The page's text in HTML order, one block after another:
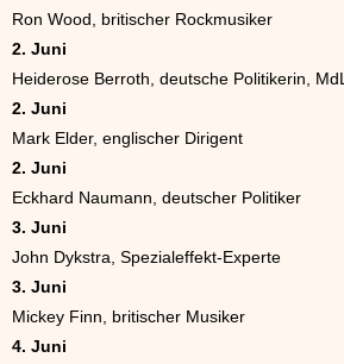
Ron Wood, britischer Rockmusiker
2. Juni
Heiderose Berroth, deutsche Politikerin, MdL
2. Juni
Mark Elder, englischer Dirigent
2. Juni
Eckhard Naumann, deutscher Politiker
3. Juni
John Dykstra, Spezialeffekt-Experte
3. Juni
Mickey Finn, britischer Musiker
4. Juni